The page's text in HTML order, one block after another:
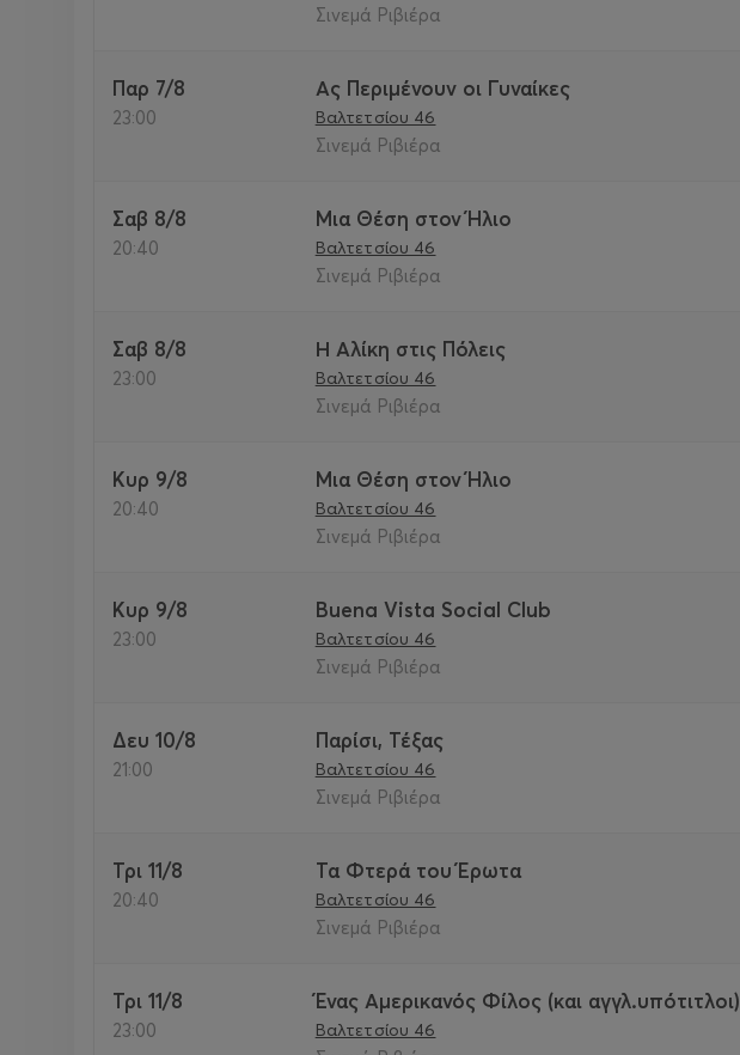
Σινεμά Ριβιέρα
Παρ 7/8
23:00
Ας Περιμένουν οι Γυναίκες
Βαλτετσίου 46
Σινεμά Ριβιέρα
Σαβ 8/8
20:40
Μια Θέση στον Ήλιο
Βαλτετσίου 46
Σινεμά Ριβιέρα
Σαβ 8/8
23:00
Η Αλίκη στις Πόλεις
Βαλτετσίου 46
Σινεμά Ριβιέρα
Κυρ 9/8
20:40
Μια Θέση στον Ήλιο
Βαλτετσίου 46
Σινεμά Ριβιέρα
Κυρ 9/8
23:00
Buena Vista Social Club
Βαλτετσίου 46
Σινεμά Ριβιέρα
Δευ 10/8
21:00
Παρίσι, Τέξας
Βαλτετσίου 46
Σινεμά Ριβιέρα
Τρι 11/8
20:40
Τα Φτερά του Έρωτα
Βαλτετσίου 46
Σινεμά Ριβιέρα
Τρι 11/8
23:00
Ένας Αμερικανός Φίλος (και αγγλ.υπότιτλοι)
Βαλτετσίου 46